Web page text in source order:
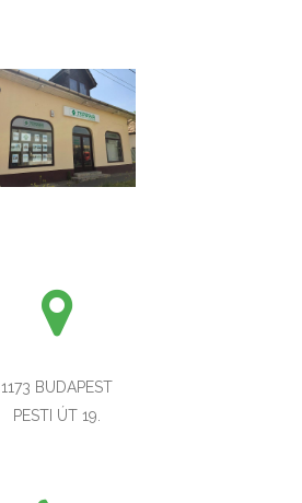
1173 BUDAPEST
PESTI ÚT 19.